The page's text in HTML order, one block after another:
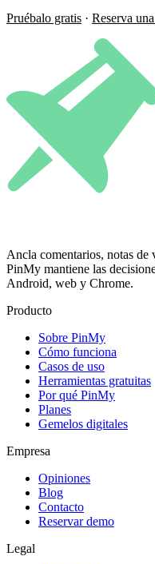
Pruébalo gratis · Reserva
Ancla comentarios, notas de
PinMy mantiene las
Android, web y Chrome.
Producto
Sobre PinMy
Cómo funciona
Casos de uso
Herramientas gratuitas
Por qué PinMy
Planes
Gemelos digitales
Empresa
Opiniones
Blog
Contacto
Reservar demo
Legal